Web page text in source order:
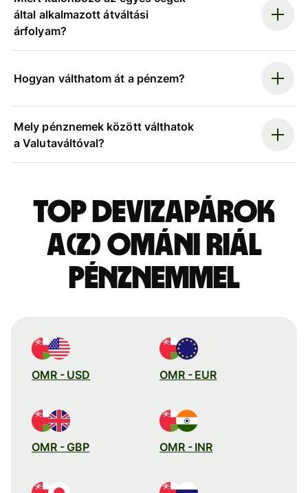
által alkalmazott átváltási
árfolyam?
Hogyan válthatom át a pénzem?
Mely pénznemek között válthatok
a Valutaváltóval?
Top devizapárok
a(z) ománi riál
pénznemmel
OMR - USD OMR - EUR
OMR - GBP OMR - INR